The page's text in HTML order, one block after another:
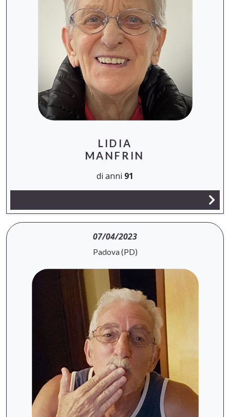
LIDIA
MANFRIN
di anni 91
07/04/2023
Padova (PD)